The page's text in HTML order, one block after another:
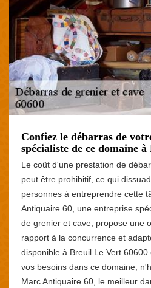
Confiez le débarras de
spécialiste de ce domaine
Le coût d'une prestation de
peut être prohibitif, ce qui
personnes à entreprendre cette
Antiquaire 60, une entreprise
de grenier et cave, propose une
rapport à la concurrence et
disponible à Breuil Le Vert
vos besoins dans ce domaine,
Marc Antiquaire 60, le meilleur